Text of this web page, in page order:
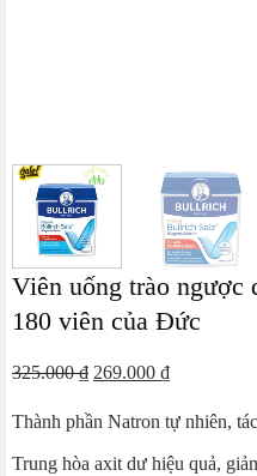
Viên uống trào ngược
180 viên của Đức
325.000₫ Giá
là:
325.000 ₫.
269.000 ₫Giá
tại
là:
Thành phần Natron tự nhiên,
Trung hòa axit dư hiệu quả,